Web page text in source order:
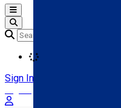
Open main menu
Sign In